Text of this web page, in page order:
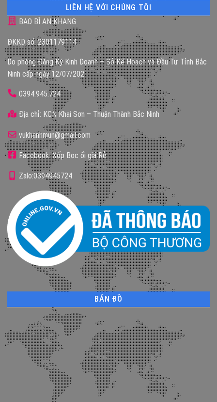
LIÊN HỆ VỚI CHÚNG TÔI
BAO BÌ AN KHANG
ĐKKD số: 2301179114
Do phòng Đăng Ký Kinh Doanh – Sở Kế Hoạch và Đầu Tư Tỉnh Bắc
Ninh cấp ngày 12/07/202
0394.945.724
Địa chỉ: KCN Khai Sơn – Thuận Thành Bắc Ninh
vukhanhmun@gmail.com
Facebook: Xốp Bọc ổi giá Rẻ
Zalo:0394945724
BẢN ĐỒ